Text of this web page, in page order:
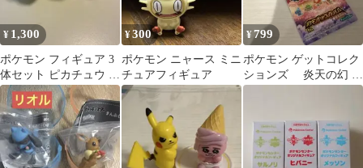
¥ 1,300
ポケモン フィギュア 3
体セット ピカチュウ キ
ャプテンピカチュウ
ゼニガメ
¥300
ポケモン ニャース ミニ
チュアフィギュア
¥799
ポケモン ゲットコレク
ションズ 炎天の幻 フ
ィギュア